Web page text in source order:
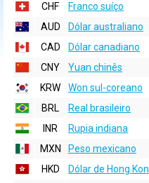
CHF
Franco suíço
AUD
Dólar australiano
CAD
Dólar canadiano
CNY
Yuan chinês
KRW
Won sul-coreano
BRL
Real brasileiro
INR
Rupia indiana
MXN
Peso mexicano
HKD
Dólar de Hong